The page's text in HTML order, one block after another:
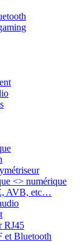
<> numérique
AVB, etc…
RJ45
et Bluetooth